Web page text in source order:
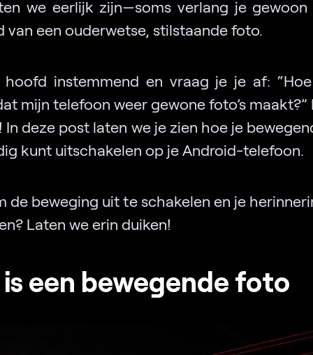
we eerlijk zijn—soms verlang je gewoon
van een ouderwetse, stilstaande foto.
hoofd instemmend en vraag je je af:
mijn telefoon weer gewone foto’s maakt?”
In deze post laten we je zien hoe je
kunt uitschakelen op je Android-telefoon.
de beweging uit te schakelen en je
Laten we erin duiken!
een bewegende foto